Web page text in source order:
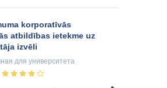
korporatīvās
atbildības ietekme uz
izvēli
для университета